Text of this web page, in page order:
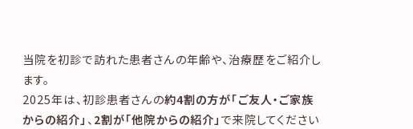
当院を初診で訪れた患者さんの年齢や、治療歴をご紹介し
ます。
2025年は、初診患者さんの約4割の方が「ご友人・ご家族
からの紹介」 、 2割が「他院からの紹介」 で来院してください